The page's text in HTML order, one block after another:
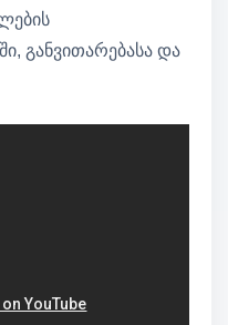
განვითარებასა და